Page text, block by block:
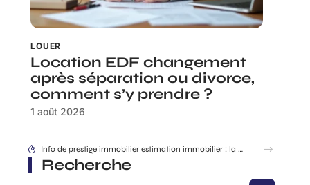
LOUER
Location EDF changement
après séparation ou divorce,
comment s’y prendre ?
1 août 2026
Quartiers chic Marseille : où vivre au calme sans s’exiler ?
Recherche